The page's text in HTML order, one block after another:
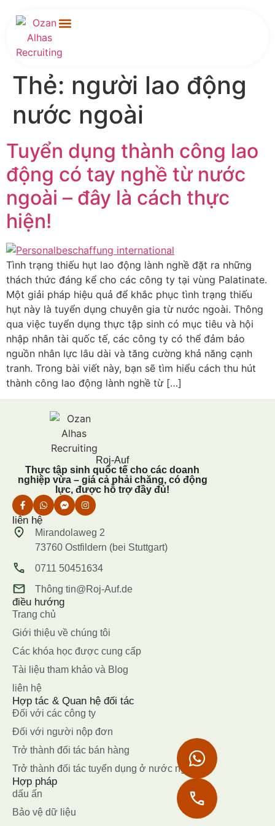
Thẻ: người lao động
nước ngoài
Tuyển dụng thành công lao
động có tay nghề từ nước
ngoài – đây là cách thực
hiện!
Tình trạng thiếu hụt lao động lành nghề đặt ra những
thách thức đáng kể cho các công ty tại vùng Palatinate.
Một giải pháp hiệu quả để khắc phục tình trạng thiếu
hụt này là tuyển dụng chuyên gia từ nước ngoài. Thông
qua việc tuyển dụng thực tập sinh có mục tiêu và hội
nhập nhân tài quốc tế, các công ty có thể đảm bảo
nguồn nhân lực lâu dài và tăng cường khả năng cạnh
tranh. Trong bài viết này, bạn sẽ tìm hiểu cách thu hút
thành công lao động lành nghề từ […]
Roj-Auf
Thực tập sinh quốc tế cho các doanh
nghiệp vừa – giá cả phải chăng, có động
lực, được hỗ trợ đầy đủ!
liên hệ
Mirandolaweg 2
73760 Ostfildern (bei Stuttgart)
0711 50451634
Thông tin@Roj-Auf.de
điều hướng
Trang chủ
Giới thiệu về chúng tôi
Các khóa học được cung cấp
Tài liệu tham khảo và Blog
liên hệ
Hợp tác & Quan hệ đối tác
Đối với các công ty
Đối với người nộp đơn
Trở thành đối tác bán hàng
Trở thành đối tác tuyển dụng ở nước ngoài
Hợp pháp
dấu ấn
Bảo vệ dữ liệu